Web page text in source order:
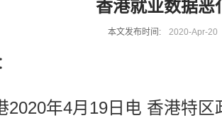
香港就业数据恶
本文发布时间: 2020-Apr-20
2020年4月19日电 香港特